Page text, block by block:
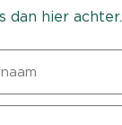
dan hier achter.